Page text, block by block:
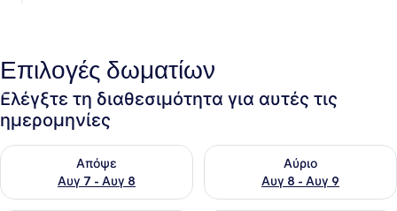
Επιλογές δωματίων
Ελέγξτε τη διαθεσιμότητα για αυτές τις
ημερομηνίες
Απόψε
Αυγ 7 - Αυγ 8
Έλεγχος διαθεσιμότητας για απόψε Αυγ 7 - Αυγ 8
Αύριο
Αυγ 8 - Αυγ 9
Έλεγχος διαθεσιμότητας